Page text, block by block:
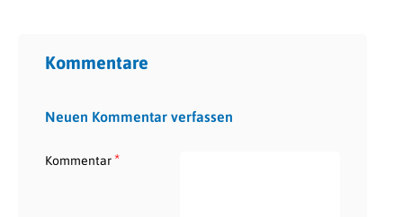
Kommentare
Neuen Kommentar verfassen
Kommentar*